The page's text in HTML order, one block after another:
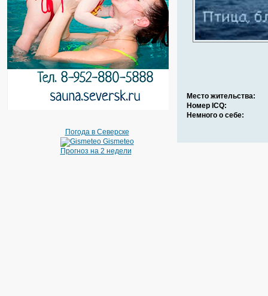
Погода в Северске
Gismeteo
Прогноз на 2 недели
Место жительства:
Номер ICQ:
Немного о себе: